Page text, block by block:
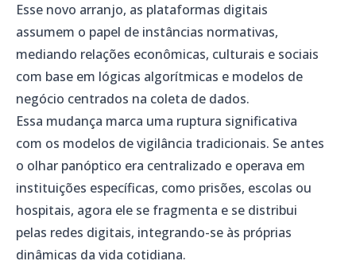
Esse novo arranjo, as plataformas digitais
assumem o papel de instâncias normativas,
mediando relações econômicas, culturais e sociais
com base em lógicas algorítmicas e modelos de
negócio centrados na coleta de dados.
Essa mudança marca uma ruptura significativa
com os modelos de vigilância tradicionais. Se antes
o olhar panóptico era centralizado e operava em
instituições específicas, como prisões, escolas ou
hospitais, agora ele se fragmenta e se distribui
pelas redes digitais, integrando-se às próprias
dinâmicas da vida cotidiana.